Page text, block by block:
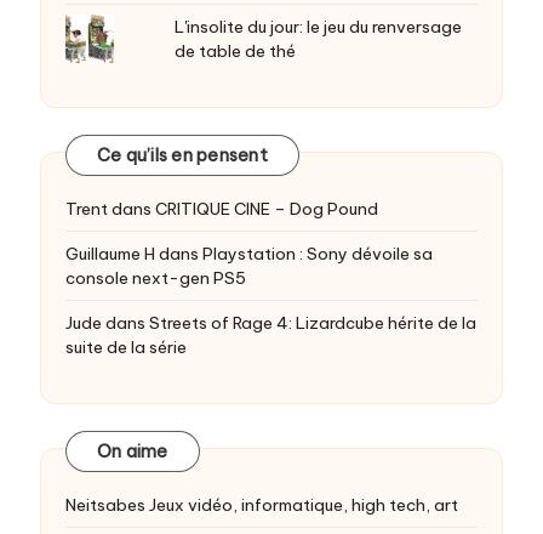
L'insolite du jour: le jeu du renversage
de table de thé
Ce qu’ils en pensent
Trentdans CRITIQUE CINE – Dog Pound
Guillaume H dans Playstation : Sony dévoile sa
console next-gen PS5
Jude dans Streets of Rage 4: Lizardcube hérite de la
suite de la série
On aime
Neitsabes Jeux vidéo, informatique, high tech, art